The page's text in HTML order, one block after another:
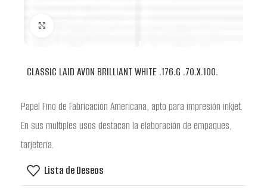
CLASSIC LAID AVON BRILLIANT WHITE .176.G .70.X.100.
Papel Fino de Fabricación Americana, apto para impresión inkjet.
En sus multiples usos destacan la elaboración de empaques,
tarjeteria.
Lista de Deseos